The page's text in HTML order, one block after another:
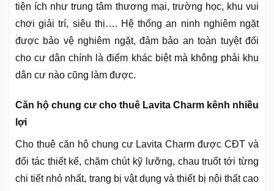
tiện ích như trung tâm thương mại, trường học, khu vui
chơi giải trí, siêu thị…. Hệ thống an ninh nghiêm ngặt
được bảo vệ nghiêm ngặt, đảm bảo an toàn tuyệt đối
cho cư dân chính là điểm khác biệt mà không phải khu
dân cư nào cũng làm được.
Căn hộ chung cư cho thuê Lavita Charm kênh nhiều
lợi
Cho thuê căn hộ chung cư Lavita Charm được CĐT và
đối tác thiết kế, chăm chút kỹ lưỡng, chau truốt tới từng
chi tiết nhỏ nhất, trang bị vật dụng và thiết bị nội thất cao